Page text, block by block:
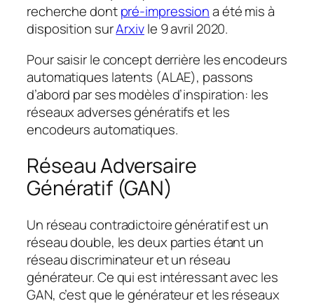
recherche dontpré-impressiona été mis à
disposition surArxivle 9 avril 2020.
Pour saisir le concept derrière les encodeurs
automatiques latents (ALAE), passons
d’abord par ses modèles d’inspiration: les
réseaux adverses génératifs et les
encodeurs automatiques.
Réseau Adversaire
Génératif (GAN)
Un réseau contradictoire génératif est un
réseau double, les deux parties étant un
réseau discriminateur et un réseau
générateur. Ce qui est intéressant avec les
GAN, c’est que le générateur et les réseaux